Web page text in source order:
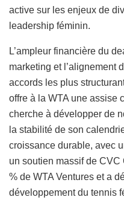
active sur les enjeux de
leadership féminin.
L’ampleur financière du
marketing et l’alignement
accords les plus
offre à la WTA une assise
cherche à développer de
la stabilité de son
croissance durable, avec
un soutien massif de
% de WTA Ventures et a
développement du tennis